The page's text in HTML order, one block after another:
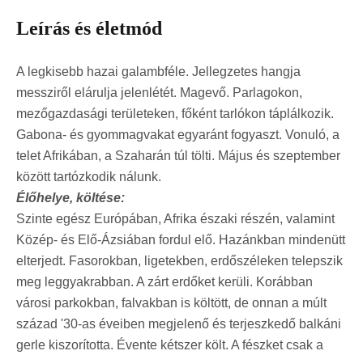
Leírás és életmód
A legkisebb hazai galambféle. Jellegzetes hangja
messziről elárulja jelenlétét. Magevő. Parlagokon,
mezőgazdasági területeken, főként tarlókon táplálkozik.
Gabona- és gyommagvakat egyaránt fogyaszt. Vonuló, a
telet Afrikában, a Szaharán túl tölti. Május és szeptember
között tartózkodik nálunk.
Élőhelye, költése:
Szinte egész Európában, Afrika északi részén, valamint
Közép- és Elő-Ázsiában fordul elő. Hazánkban mindenütt
elterjedt. Fasorokban, ligetekben, erdőszéleken telepszik
meg leggyakrabban. A zárt erdőket kerüli. Korábban
városi parkokban, falvakban is költött, de onnan a múlt
század '30-as éveiben megjelenő és terjeszkedő balkáni
gerle kiszorította. Évente kétszer költ. A fészket csak a